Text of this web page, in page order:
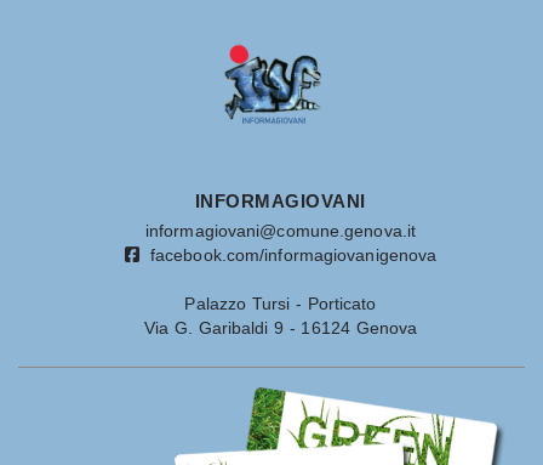
INFORMAGIOVANI
informagiovani@comune.genova.it
facebook.com/informagiovanigenova
Palazzo Tursi - Porticato
Via G. Garibaldi 9 - 16124 Genova